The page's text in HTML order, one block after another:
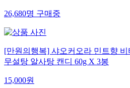
26,680명 구매중
[만원의행복] 샤오커오라 민트향
무설탕 알사탕 캔디 60g X 3봉
15,000원